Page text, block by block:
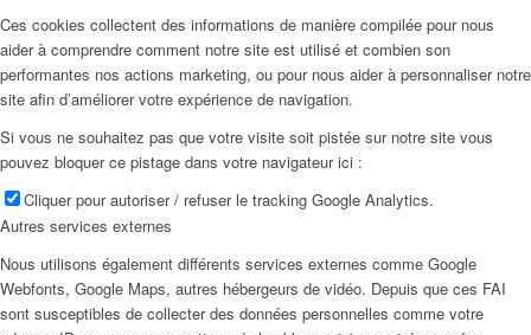
Ces cookies collectent des informations de manière compilée pour nous
aider à comprendre comment notre site est utilisé et combien son
performantes nos actions marketing, ou pour nous aider à personnaliser notre
site afin d’améliorer votre expérience de navigation.
Si vous ne souhaitez pas que votre visite soit pistée sur notre site vous
pouvez bloquer ce pistage dans votre navigateur ici :
Cliquer pour autoriser / refuser le tracking Google Analytics.
Autres services externes
Nous utilisons également différents services externes comme Google
Webfonts, Google Maps, autres hébergeurs de vidéo. Depuis que ces FAI
sont susceptibles de collecter des données personnelles comme votre